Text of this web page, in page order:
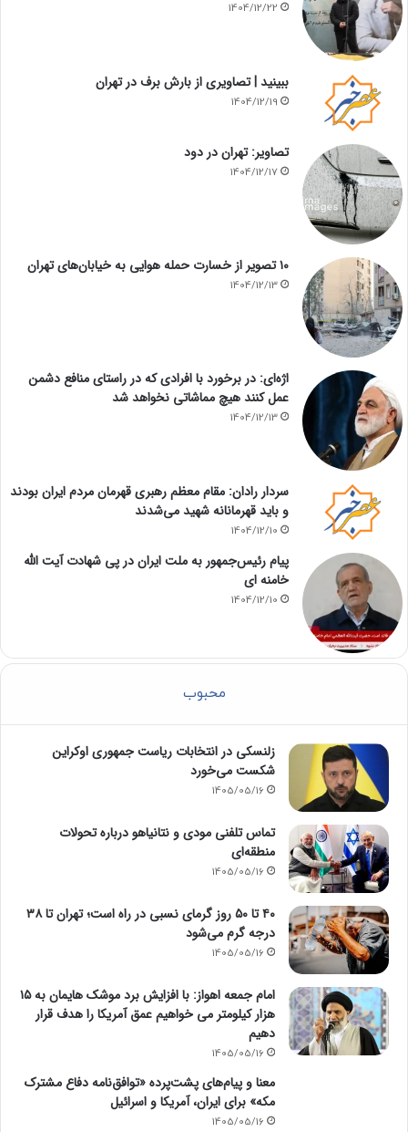
1404/12/22
ببینید | تصاویری از بارش برف در تهران
1404/12/19
تصاویر: تهران در دود
1404/12/17
۱۰ تصویر از خسارت حمله هوایی به خیابان‌های تهران
1404/12/13
اژه‌ای: در برخورد با افرادی که در راستای منافع دشمن
عمل کنند هیچ مماشاتی نخواهد شد
1404/12/13
سردار رادان: مقام معظم رهبری قهرمان مردم ایران بودند
و باید قهرمانانه شهید می‌شدند
1404/12/10
پیام رئیس‌جمهور به ملت ایران در پی شهادت آیت الله
خامنه ای
1404/12/10
محبوب
زلنسکی در انتخابات ریاست جمهوری اوکراین
شکست می‌خورد
1405/05/16
تماس تلفنی مودی و نتانیاهو درباره تحولات
منطقه‌ای
1405/05/16
۴۰ تا ۵۰ روز گرمای نسبی در راه است؛ تهران تا ۳۸
درجه گرم می‌شود
1405/05/16
امام‌ جمعه اهواز: با افزایش برد موشک هایمان به ۱۵
هزار کیلومتر می خواهیم عمق آمریکا را هدف قرار
دهیم
1405/05/16
معنا و پیام‌های پشت‌پرده «توافق‌نامه دفاع مشترک
مکه» برای ایران، آمریکا و اسرائیل
1405/05/16